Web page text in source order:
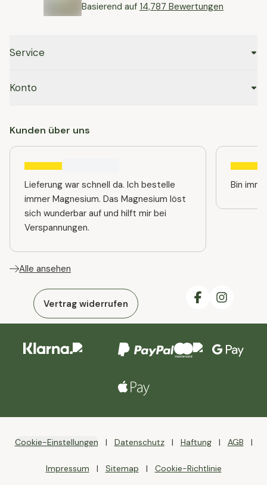
Basierend auf 14,787 Bewertungen
Service
Konto
Kunden über uns
Lieferung war schnell da. Ich bestelle
immer Magnesium. Das Magnesium löst
sich wunderbar auf und hilft mir bei
Verspannungen.
Alle ansehen
Vertrag widerrufen
Cookie-Einstellungen Datenschutz Haftung AGB
Impressum Sitemap Cookie-Richtlinie